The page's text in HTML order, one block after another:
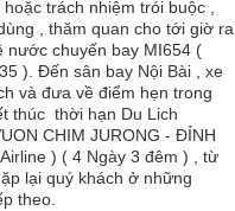
trách nhiệm trói buộc ,
, thăm quan cho tới giờ ra
nước chuyến bay MI654 (
). Đến sân bay Nội Bài , xe
và đưa về điểm hẹn trong
thúc thời hạn Du Lich
CHIM JURONG - ĐỈNH
) ( 4 Ngày 3 đêm ) , từ
lại quý khách ở những
theo.